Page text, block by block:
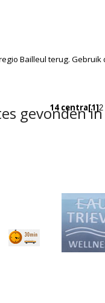
Bailleulterug. Gebruik
gevonden
14 centra[1]2